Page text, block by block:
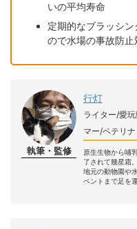
いの平均寿命
定期的なブラッシ
ので水場の事故防
執筆・監修
行灯
ライター/愛
マー/ベテリ
原生生物から哺
了されて幾星霜。
地元の動物園や
ベントまで足を